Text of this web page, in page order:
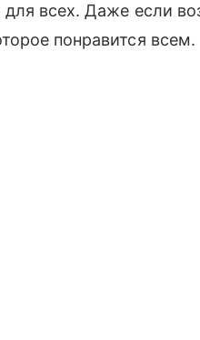
всех. Даже если
понравится всем.